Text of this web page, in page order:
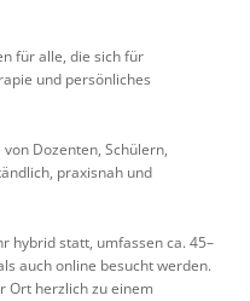
für alle, die sich für
und persönliches
Dozenten, Schülern,
praxisnah und
hybrid statt, umfassen ca. 45–
auch online besucht werden.
Ort herzlich zu einem